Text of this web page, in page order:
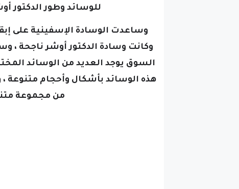
للوسائد وطور الدكتور
وساعدت الوسادة الإسفينية على
وكانت وسادة الدكتور أوشر ناجحة
السوق يوجد العديد من الوسائد
هذه الوسائد بأشكال وأحجام
من مجموعة